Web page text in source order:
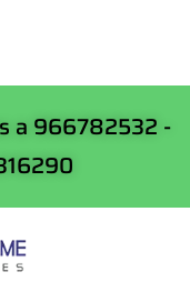
a 966782532 -